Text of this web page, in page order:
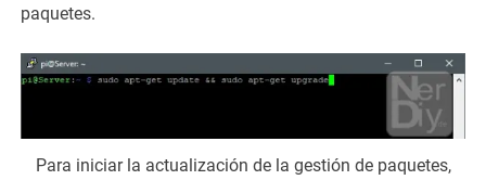
paquetes.
Para iniciar la actualización de la gestión de paquetes,